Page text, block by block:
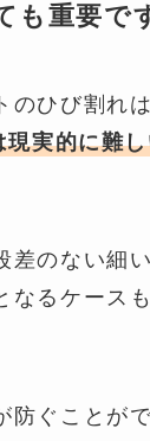
も重要で
のひび割れは
実的に難
差のない細
なるケース
防ぐことが